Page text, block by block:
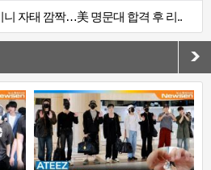
니 자태 깜짝…美 명문대 합격 후 리..